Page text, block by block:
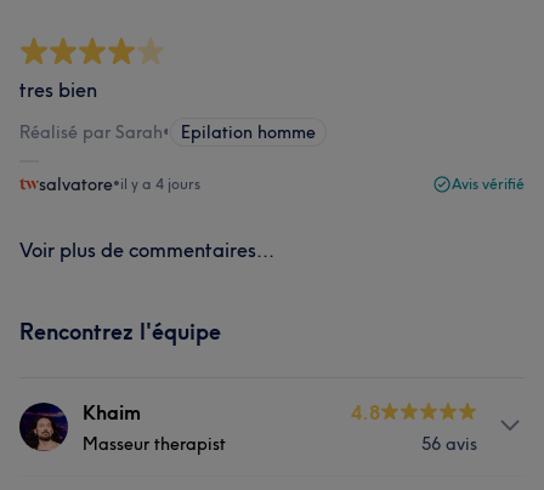
tres bien
Réalisé par Sarah• Epilation homme
salvatore•il y a 4 jours Avis vérifié
Voir plus de commentaires...
Rencontrez l'équipe
Khaim
Masseur therapist
4.8
56 avis